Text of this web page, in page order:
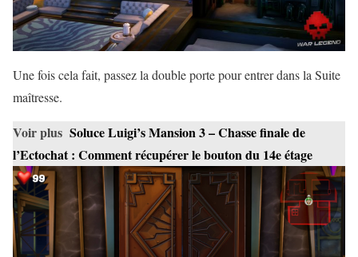
Une fois cela fait, passez la double porte pour entrer dans la Suite
maîtresse.
Voir plus Soluce Luigi’s Mansion 3 – Chasse finale de
l’Ectochat : Comment récupérer le bouton du 14e étage